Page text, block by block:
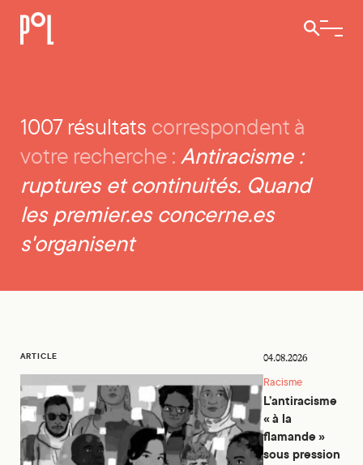
Ouvrir /
Recherche
1007 résultats correspondent à
votre recherche :Antiracisme :
ruptures et continuités. Quand
les premier.es concerne.es
s'organisent
ARTICLE 04.08.2026
Racisme
L’antiracisme
« à la
flamande »
sous pression